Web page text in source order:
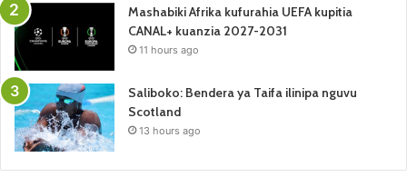
Mashabiki Afrika kufurahia UEFA kupitia
CANAL+ kuanzia 2027-2031
11 hours ago
Saliboko: Bendera ya Taifa ilinipa nguvu
Scotland
13 hours ago